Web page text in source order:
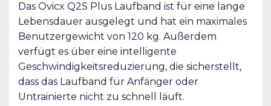
Das Ovicx Q2S Plus Laufband ist für eine lange
Lebensdauer ausgelegt und hat ein maximales
Benutzergewicht von 120 kg. Außerdem
verfügt es über eine intelligente
Geschwindigkeitsreduzierung, die sicherstellt,
dass das Laufband für Anfänger oder
Untrainierte nicht zu schnell läuft.